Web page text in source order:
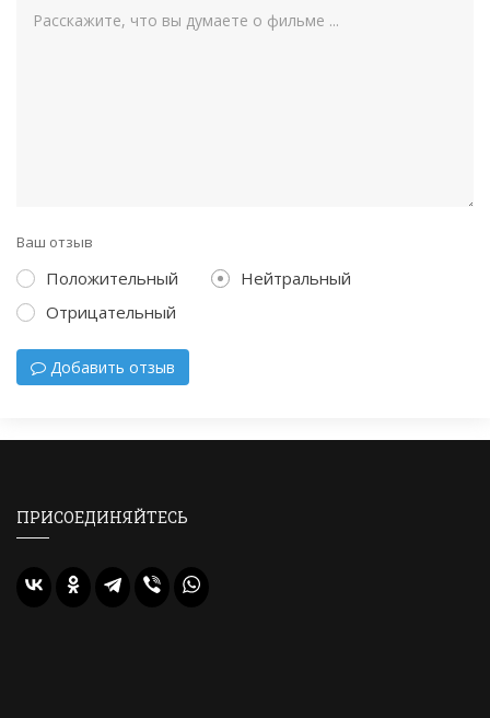
Ваш отзыв
Положительный
Нейтральный
Отрицательный
Добавить отзыв
ПРИСОЕДИНЯЙТЕСЬ